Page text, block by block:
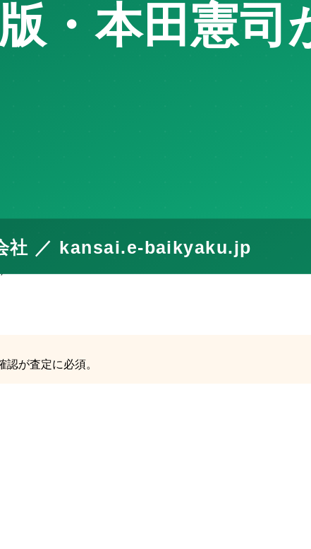
築不可・古家付き土地の扱いを本田憲司が解説します。
が査定に必須。